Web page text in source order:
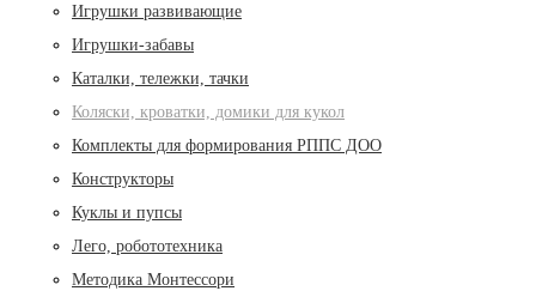
Игрушки развивающие
Игрушки-забавы
Каталки, тележки, тачки
Коляски, кроватки, домики для кукол
Комплекты для формирования РППС ДОО
Конструкторы
Куклы и пупсы
Лего, робототехника
Методика Монтессори